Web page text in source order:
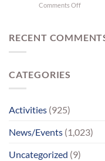
મિલન
આનંદનો
Comments Offon
ચાર
વર્ષોની
RECENT
CATEGORIES
Activities (925)
News/Events (1,023)
Uncategorized (9)